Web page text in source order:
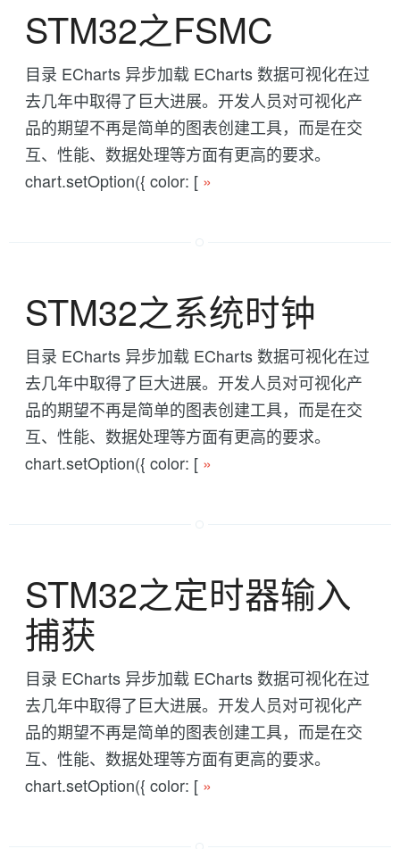
STM32之FSMC
目录 ECharts 异步加载 ECharts 数据可视化在过
去几年中取得了巨大进展。开发人员对可视化产
品的期望不再是简单的图表创建工具，而是在交
互、性能、数据处理等方面有更高的要求。
chart.setOption({ color: [ »
STM32之系统时钟
目录 ECharts 异步加载 ECharts 数据可视化在过
去几年中取得了巨大进展。开发人员对可视化产
品的期望不再是简单的图表创建工具，而是在交
互、性能、数据处理等方面有更高的要求。
chart.setOption({ color: [ »
STM32之定时器输入
捕获
目录 ECharts 异步加载 ECharts 数据可视化在过
去几年中取得了巨大进展。开发人员对可视化产
品的期望不再是简单的图表创建工具，而是在交
互、性能、数据处理等方面有更高的要求。
chart.setOption({ color: [ »